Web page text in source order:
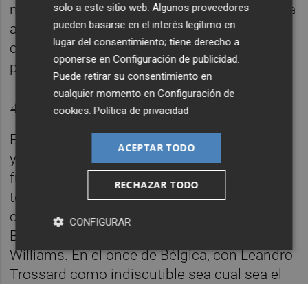
nueve paradas hasta ahora y que se enfrenta
al equipo que más remata de todo el torneo,
con 107, de los que 33 fueron entre los tres
palos y 13 fueron gol.
4 – Los extremos
Es una posición de sumo valor para España
y para Bélgica. Algunos de sus mejores
futbolistas se enfocan a ese sector del
terreno. En el esquema de Luis de la Fuente,
con Lamine Yamal por la derecha y Álex
Baena por la izquierda, a la espera de Nico
Williams. En el once de Bélgica, con Leandro
Trossard como indiscutible sea cual sea el
solo a este sitio web. Algunos proveedores
pueden basarse en el interés legítimo en
lugar del consentimiento; tiene derecho a
oponerse enConfiguración de publicidad.
Puede retirar su consentimiento en
cualquier momento enConfiguración de
cookies.Política de privacidad
ACEPTAR TODO
RECHAZAR TODO
CONFIGURAR